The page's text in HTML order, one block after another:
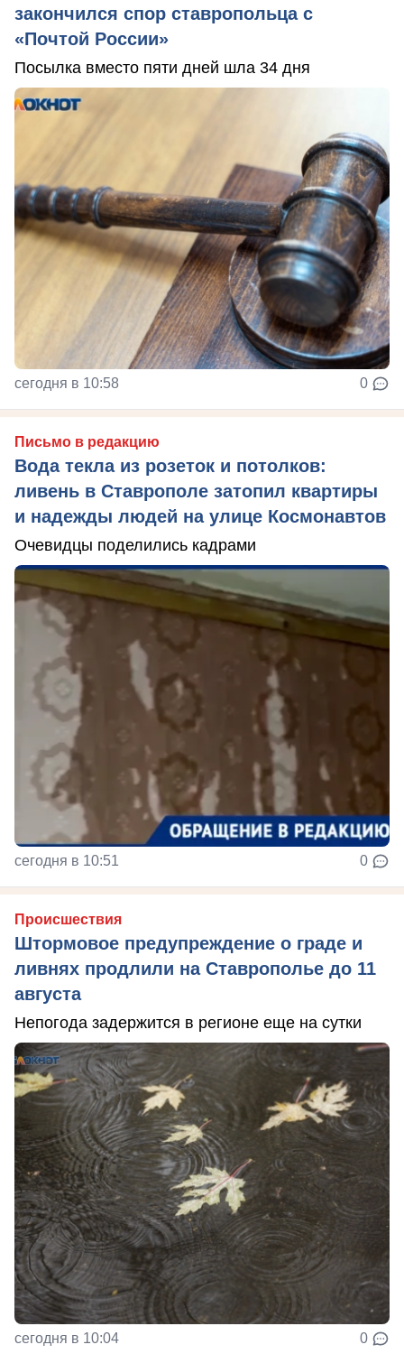
закончился спор ставропольца с
«Почтой России»
Посылка вместо пяти дней шла 34 дня
сегодня в 10:58 0
Письмо в редакцию
Вода текла из розеток и потолков:
ливень в Ставрополе затопил квартиры
и надежды людей на улице Космонавтов
Очевидцы поделились кадрами
сегодня в 10:51 0
Происшествия
Штормовое предупреждение о граде и
ливнях продлили на Ставрополье до 11
августа
Непогода задержится в регионе еще на сутки
сегодня в 10:04 0